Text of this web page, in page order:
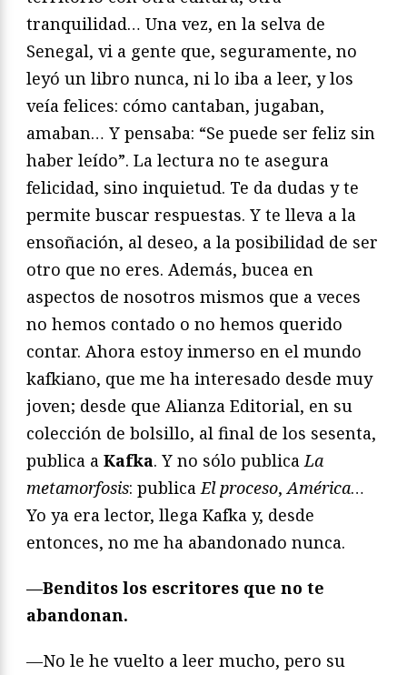
tranquilidad… Una vez, en la selva de
Senegal, vi a gente que, seguramente, no
leyó un libro nunca, ni lo iba a leer, y los
veía felices: cómo cantaban, jugaban,
amaban… Y pensaba: “Se puede ser feliz sin
haber leído”. La lectura no te asegura
felicidad, sino inquietud. Te da dudas y te
permite buscar respuestas. Y te lleva a la
ensoñación, al deseo, a la posibilidad de ser
otro que no eres. Además, bucea en
aspectos de nosotros mismos que a veces
no hemos contado o no hemos querido
contar. Ahora estoy inmerso en el mundo
kafkiano, que me ha interesado desde muy
joven; desde que Alianza Editorial, en su
colección de bolsillo, al final de los sesenta,
publica a Kafka. Y no sólo publica La
metamorfosis: publica El proceso, América…
Yo ya era lector, llega Kafka y, desde
entonces, no me ha abandonado nunca.
—Benditos los escritores que no te
abandonan.
—No le he vuelto a leer mucho, pero su